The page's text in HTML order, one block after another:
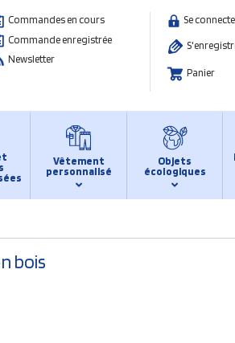
Commandes en cours
Commande enregistrée
Newsletter
Se
Panier
Vêtement
personnalisé
Objets
écologiques
bois